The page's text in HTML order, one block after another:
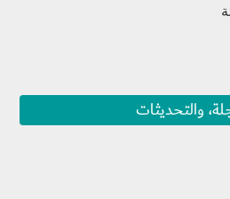
والتحديثات